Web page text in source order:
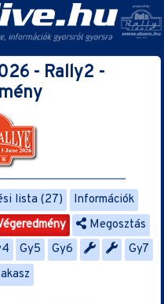
- Rally2 -
lista (27)
Információk
Megosztás
Gy5 Gy6
Gy7